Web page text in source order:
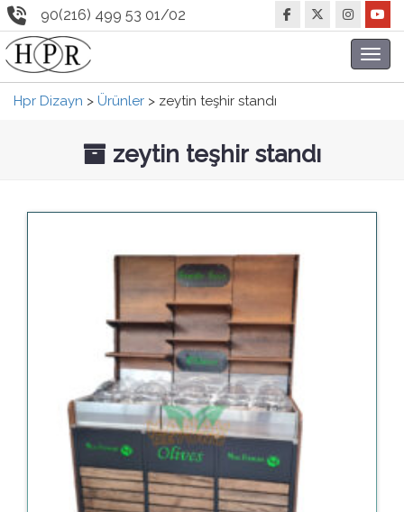
90(216) 499 53 01/02
Hpr Dizayn > Ürünler > zeytin teşhir standı
zeytin teşhir standı